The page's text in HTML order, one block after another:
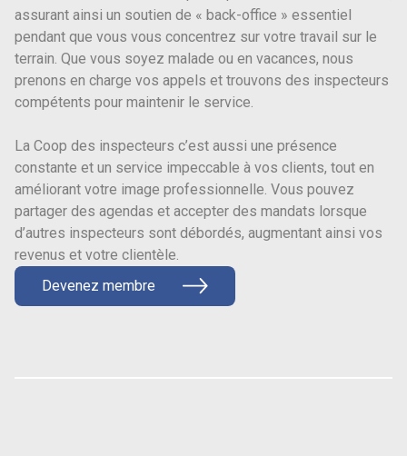
assurant ainsi un soutien de « back-office » essentiel
pendant que vous vous concentrez sur votre travail sur le
terrain. Que vous soyez malade ou en vacances, nous
prenons en charge vos appels et trouvons des inspecteurs
compétents pour maintenir le service.
La Coop des inspecteurs c’est aussi une présence
constante et un service impeccable à vos clients, tout en
améliorant votre image professionnelle. Vous pouvez
partager des agendas et accepter des mandats lorsque
d’autres inspecteurs sont débordés, augmentant ainsi vos
revenus et votre clientèle.
Devenez membre